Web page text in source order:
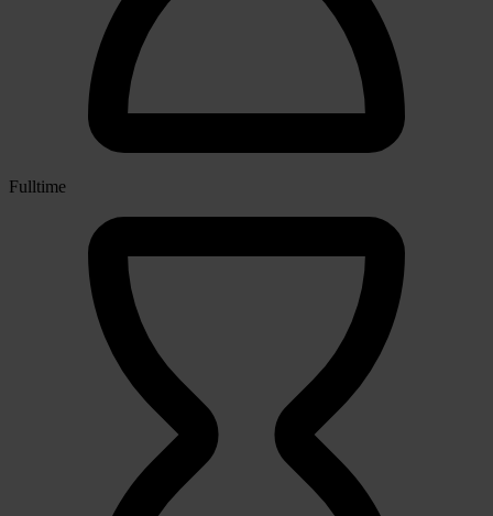
Fulltime